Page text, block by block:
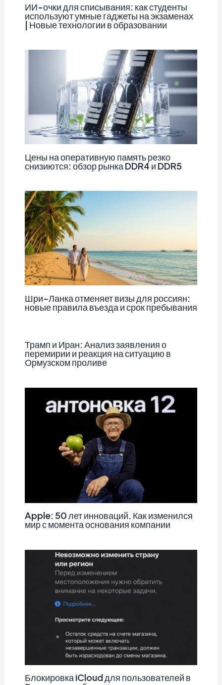
ИИ-очки для списывания: как студенты
используют умные гаджеты на экзаменах
| Новые технологии в образовании
Цены на оперативную память резко
снизиются: обзор рынка DDR4 и DDR5
Шри-Ланка отменяет визы для россиян:
новые правила въезда и срок пребывания
Трамп и Иран: Анализ заявления о
перемирии и реакция на ситуацию в
Ормузском проливе
Apple: 50 лет инноваций. Как изменился
мир с момента основания компании
Блокировка iCloud для пользователей в